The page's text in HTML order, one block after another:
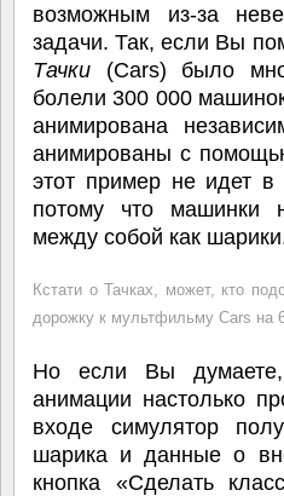
возможным из-за
задачи. Так, если Вы
Тачки (Cars) было
болели 300 000
анимирована
анимированы с
этот пример не идет в
потому что машинки
между собой как
Кстати о Тачках, может, кто
дорожку к мультфильму Cars на
Но если Вы думаете,
анимации настолько
входе симулятор
шарика и данные о
кнопка «Сделать